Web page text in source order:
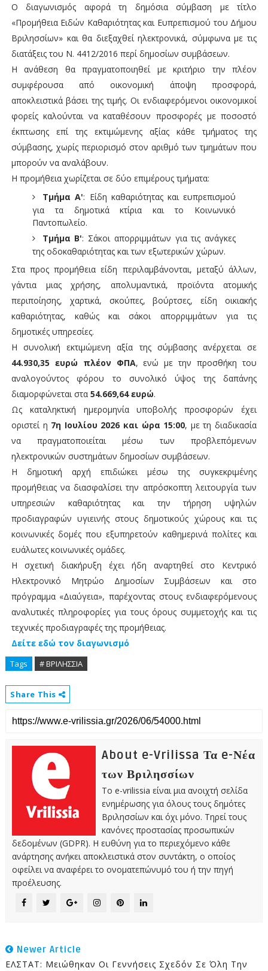
Ο διαγωνισμός αφορά τη δημόσια σύμβαση με τίτλο
«Προμήθεια Ειδών Καθαριότητας και Ευπρεπισμού του Δήμου
Βριλησσίων» και θα διεξαχθεί ηλεκτρονικά, σύμφωνα με τις
διατάξεις του Ν. 4412/2016 περί δημοσίων συμβάσεων.
Η ανάθεση θα πραγματοποιηθεί με κριτήριο την πλέον
συμφέρουσα από οικονομική άποψη προσφορά,
αποκλειστικά βάσει της τιμής. Οι ενδιαφερόμενοι οικονομικοί
φορείς καλούνται να καταθέσουν προσφορές με ποσοστό
έκπτωσης επί της εκτιμώμενης αξίας κάθε τμήματος της
σύμβασης, χωρίς περιορισμό στον αριθμό των τμημάτων που
μπορούν να αναλάβουν.
Η προμήθεια χωρίζεται σε δύο επιμέρους τμήματα:
Τμήμα Α': Είδη καθαριότητας και ευπρεπισμού
για τα δημοτικά κτίρια και το Κοινωνικό
Παντοπωλείο.
Τμήμα Β': Σάκοι απορριμμάτων για τις ανάγκες
της οδοκαθαριότητας και των εξωτερικών χώρων.
Στα προς προμήθεια είδη περιλαμβάνονται, μεταξύ άλλων,
γάντια μιας χρήσης, απολυμαντικά, προϊόντα ατομικής
περιποίησης, χαρτικά, σκούπες, βούρτσες, είδη οικιακής
καθαριότητας, καθώς και σάκοι απορριμμάτων για τις
δημοτικές υπηρεσίες.
Η συνολική εκτιμώμενη αξία της σύμβασης ανέρχεται σε
44.930,35 ευρώ πλέον ΦΠΑ, ενώ με την προσθήκη του
αναλογούντος φόρου το συνολικό ύψος της δαπάνης
διαμορφώνεται στα 54.669,64 ευρώ.
Ως καταληκτική ημερομηνία υποβολής προσφορών έχει
οριστεί η 7η Ιουλίου 2026 και ώρα 15:00, με τη διαδικασία
να πραγματοποιείται μέσω των προβλεπόμενων
ηλεκτρονικών συστημάτων δημοσίων συμβάσεων.
Η δημοτική αρχή επιδιώκει μέσω της συγκεκριμένης
προμήθειας να διασφαλίσει την απρόσκοπτη λειτουργία των
υπηρεσιών καθαριότητας και την τήρηση υψηλών
προδιαγραφών υγιεινής στους δημοτικούς χώρους και τις
κοινωνικές δομές που εξυπηρετούν καθημερινά πολίτες και
ευάλωτες κοινωνικές ομάδες.
Η σχετική διακήρυξη έχει ήδη αναρτηθεί στο Κεντρικό
Ηλεκτρονικό Μητρώο Δημοσίων Συμβάσεων και στο
πρόγραμμα «Διαύγεια», παρέχοντας στους ενδιαφερόμενους
αναλυτικές πληροφορίες για τους όρους συμμετοχής και τις
τεχνικές προδιαγραφές της προμήθειας.
Δείτε εδώ τον διαγωνισμό
Tags # ΒΡΙΛΗΣΣΙΑ
Share This
About e-Vrilissa Τα e-Νέα
των Βριλησσίων
Το e-vrilissia είναι μια ανοιχτή σελίδα
ενημέρωσης για όλους τους δημότες
Βριλησσίων και όχι μόνο. Τηρεί τους
κανόνες προστασίας προσωπικών
δεδομένων (GDPR). Η ευθύνη για το περιεχόμενο κάθε
ανάρτησης ανήκει αποκλειστικά στον συντάκτη, ο οποίος
οφείλει να αναφέρει το ονοματεπώνυμό του ή την πηγή
προέλευσης.
Newer Article
ΕΛΣΤΑΤ: Μειώθηκαν Οι Γεννήσεις Σχεδόν Σε Όλη Την